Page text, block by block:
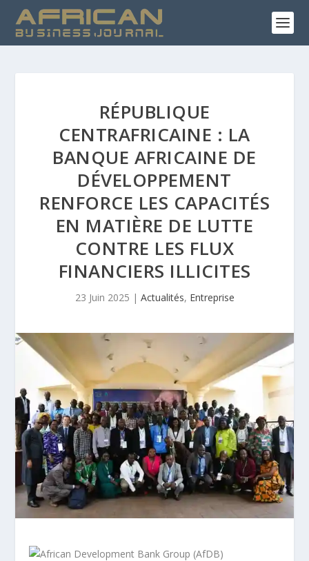
RÉPUBLIQUE
CENTRAFRICAINE : LA
BANQUE AFRICAINE DE
DÉVELOPPEMENT
RENFORCE LES CAPACITÉS
EN MATIÈRE DE LUTTE
CONTRE LES FLUX
FINANCIERS ILLICITES
23 Juin 2025 | Actualités, Entreprise